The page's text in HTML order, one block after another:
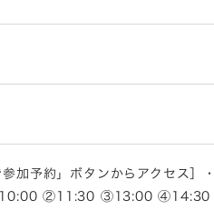
加予約」ボタンからアクセス
①10:00 ②11:30 ③13:00 ④14:30